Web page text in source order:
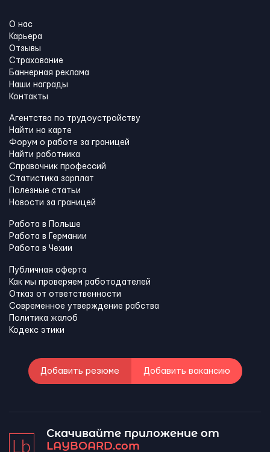
О нас
Карьера
Отзывы
Страхование
Баннерная реклама
Наши награды
Контакты
Агентства по трудоустройству
Найти на карте
Форум о работе за границей
Найти работника
Справочник профессий
Статистика зарплат
Полезные статьи
Новости за границей
Работа в Польше
Работа в Германии
Работа в Чехии
Публичная оферта
Как мы проверяем работодателей
Отказ от ответственности
Современное утверждение рабства
Политика жалоб
Кодекс этики
Добавить резюме Добавить вакансию
Скачивайте приложение от
LAYBOARD.com